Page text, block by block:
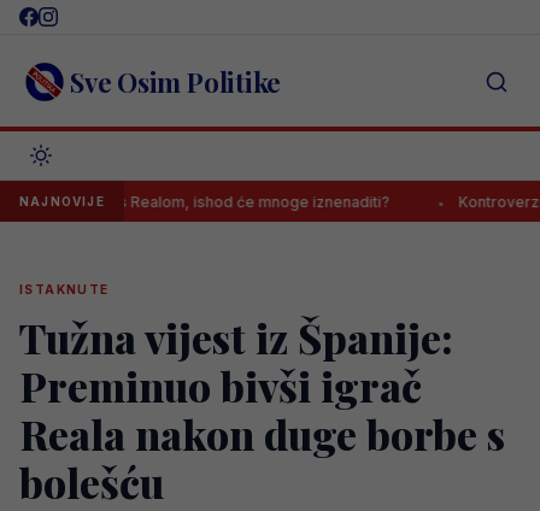
Skip
content Sve Osim Politike
NAJNOVIJE
s Realom, ishod će mnoge iznenaditi? Kontroverzni
ISTAKNUTE
Tužna vijest iz Španije:
Preminuo bivši igrač
Reala nakon duge borbe s
bolešću